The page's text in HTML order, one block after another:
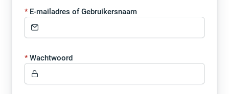
E-mailadres of Gebruikersnaam
Wachtwoord